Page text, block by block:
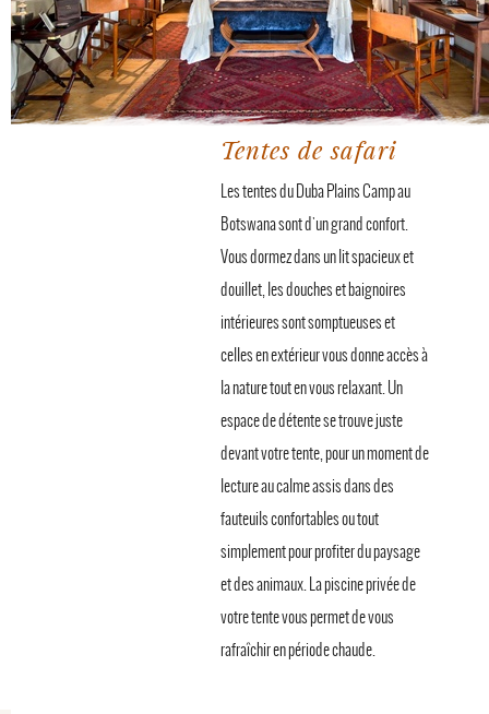
Tentes de safari
Les tentes du Duba Plains Camp au
Botswana sont d'un grand confort.
Vous dormez dans un lit spacieux et
douillet, les douches et baignoires
intérieures sont somptueuses et
celles en extérieur vous donne accès à
la nature tout en vous relaxant. Un
espace de détente se trouve juste
devant votre tente, pour un moment de
lecture au calme assis dans des
fauteuils confortables ou tout
simplement pour profiter du paysage
et des animaux. La piscine privée de
votre tente vous permet de vous
rafraîchir en période chaude.